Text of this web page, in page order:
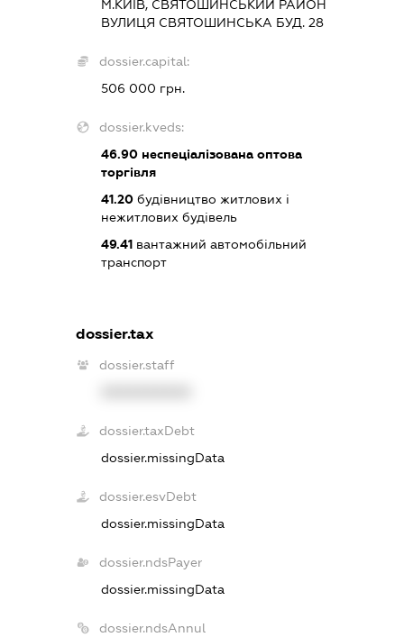
М.КИЇВ, СВЯТОШИНСЬКИЙ РАЙОН
ВУЛИЦЯ СВЯТОШИНСЬКА БУД. 28
dossier.capital:
506 000 грн.
dossier.kveds:
46.90неспеціалізована оптова
торгівля
41.20будівництво житлових і
нежитлових будівель
49.41вантажний автомобільний
транспорт
dossier.tax
dossier.staff
dossier.taxDebt
dossier.missingData
dossier.esvDebt
dossier.missingData
dossier.ndsPayer
dossier.missingData
dossier.ndsAnnul